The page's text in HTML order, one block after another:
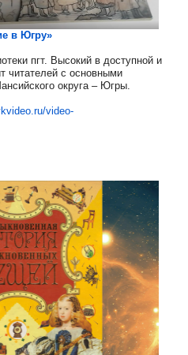
в Югру»
пгт. Высокий в доступной и
читателей с основными
округа – Югры.
video-